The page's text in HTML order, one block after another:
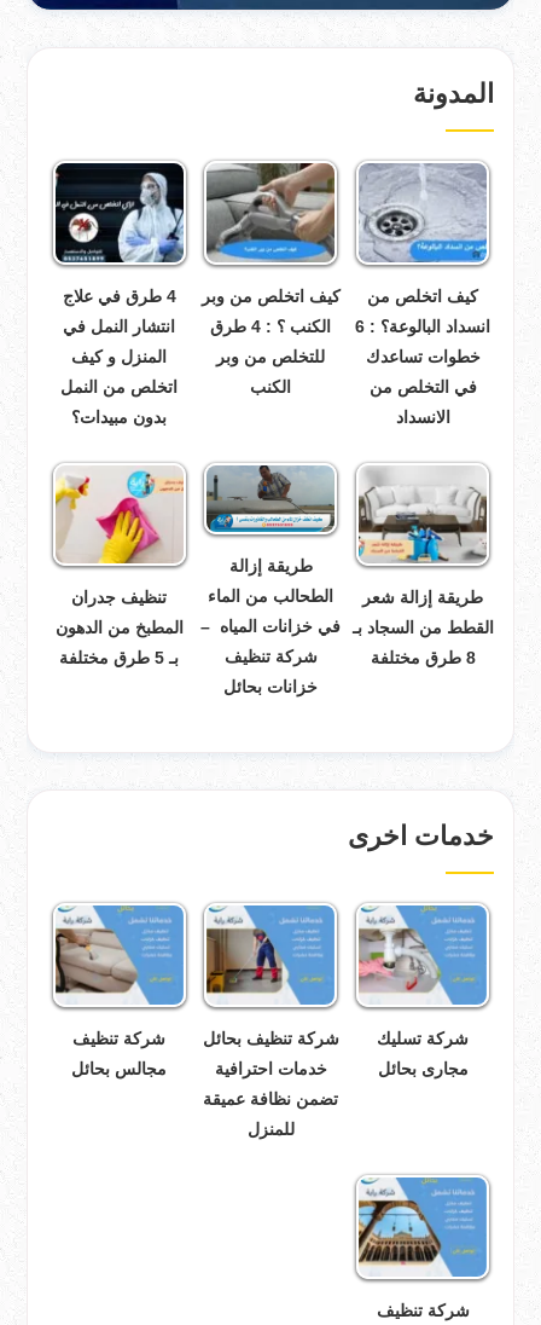
المدونة
كيف اتخلص من
انسداد البالوعة؟ : 6
خطوات تساعدك
في التخلص من
الانسداد
كيف اتخلص من وبر
الكنب ؟ : 4 طرق
للتخلص من وبر
الكنب
4 طرق في علاج
انتشار النمل في
المنزل و كيف
اتخلص من النمل
بدون مبيدات؟
طريقة إزالة شعر
القطط من السجاد بـ
8 طرق مختلفة
طريقة إزالة
الطحالب من الماء
في خزانات المياه –
شركة تنظيف
خزانات بحائل
تنظيف جدران
المطبخ من الدهون
بـ 5 طرق مختلفة
خدمات اخرى
شركة تسليك
مجارى بحائل
شركة تنظيف بحائل
خدمات احترافية
تضمن نظافة عميقة
للمنزل
شركة تنظيف
مجالس بحائل
شركة تنظيف